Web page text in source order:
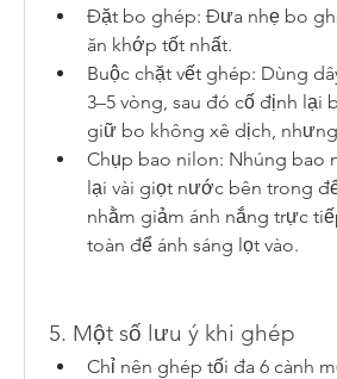
Đặt bo ghép: Đưa nhẹ bo
ăn khớp tốt nhất.
Buộc chặt vết ghép: Dùng
3–5 vòng, sau đó cố định lại
giữ bo không xê dịch,
Chụp bao nilon: Nhúng bao
lại vài giọt nước bên trong
nhằm giảm ánh nắng trực
toàn để ánh sáng lọt vào.
5. Một số lưu ý khi ghép
Chỉ nên ghép tối đa 6 cành